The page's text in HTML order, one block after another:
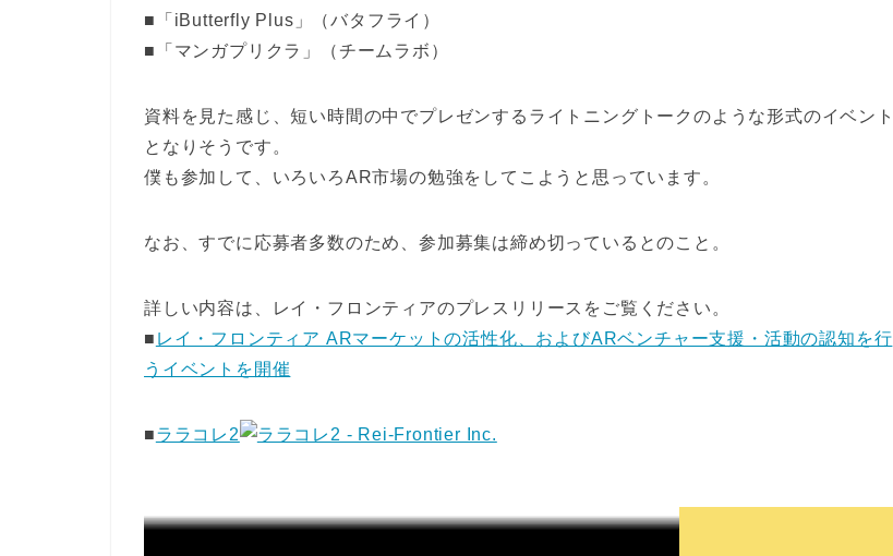
■「iButterfly Plus」（バタフライ）
■「マンガプリクラ」（チームラボ）
資料を見た感じ、短い時間の中でプレゼンするライトニングトークのような形式のイベント
となりそうです。
僕も参加して、いろいろAR市場の勉強をしてこようと思っています。
なお、すでに応募者多数のため、参加募集は締め切っているとのこと。
詳しい内容は、レイ・フロンティアのプレスリリースをご覧ください。
■ レイ・フロンティア ARマーケットの活性化、およびARベンチャー支援・活動の認知を行
うイベントを開催
■ララコレ2